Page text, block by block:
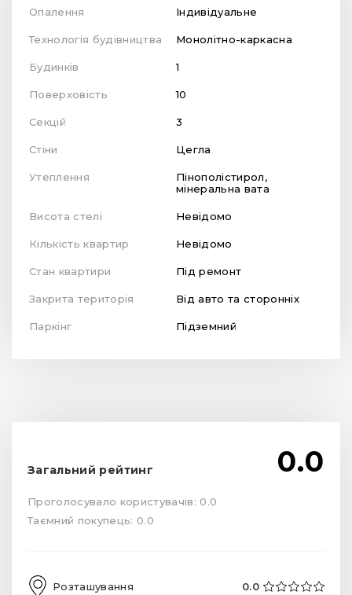
Опалення Індивідуальне
Технологія будівництва Монолітно-каркасна
Будинків 1
Поверховість 10
Секцій 3
Стіни Цегла
Утеплення
Пінополістирол,
мінеральна вата
Висота стелі Невідомо
Кількість квартир Невідомо
Стан квартири Під ремонт
Закрита територія Від авто та сторонніх
Паркінг Підземний
Загальний рейтинг 0.0
Проголосувало користувачів: 0.0
Таємний покупець: 0.0
Розташування 0.0